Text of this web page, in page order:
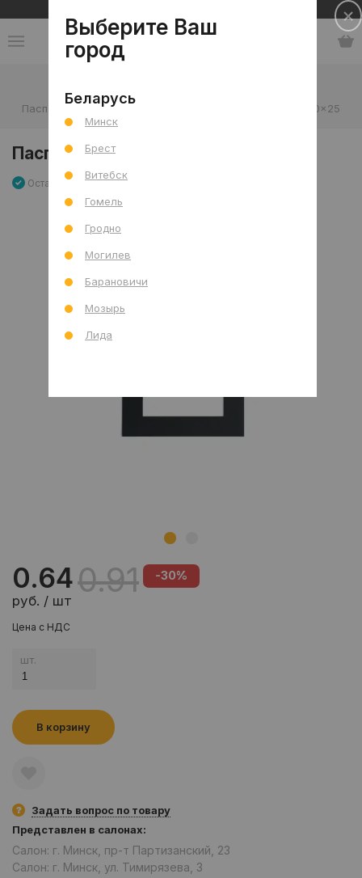
Каталог
Паспарту для фоторамок
Паспарту черное NS142, 20x25
Паспарту черное NS142, 20x25
Остаток 0 шт Артикул: 0000016702
0.64
руб. / шт
0.91 -30%
Цена с НДС
шт.
В корзину
Задать вопрос по товару
Представлен в салонах:
Салон: г. Минск, пр-т Партизанский, 23
Салон: г. Минск, ул. Тимирязева, 3
Выберите Ваш
город
Беларусь
Минск
Брест
Витебск
Гомель
Гродно
Могилев
Барановичи
Мозырь
Лида